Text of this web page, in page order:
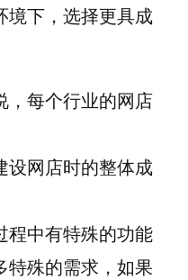
境下，选择更具成
，每个行业的网店
设网店时的整体成
程中有特殊的功能
特殊的需求，如果